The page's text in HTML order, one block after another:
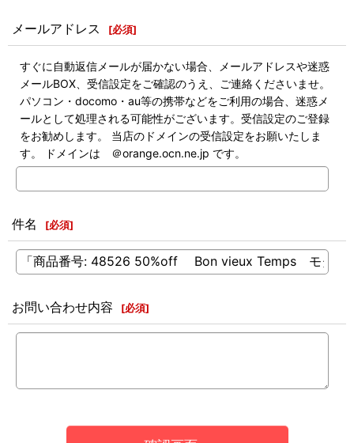
メールアドレス [必須]
すぐに自動返信メールが届かない場合、メールアドレスや迷惑
メールBOX、受信設定をご確認のうえ、ご連絡くださいませ。
パソコン・docomo・au等の携帯などをご利用の場合、迷惑メ
ールとして処理される可能性がございます。受信設定のご登録
をお勧めします。 当店のドメインの受信設定をお願いたしま
す。 ドメインは ＠orange.ocn.ne.jp です。
件名 [必須]
お問い合わせ内容 [必須]